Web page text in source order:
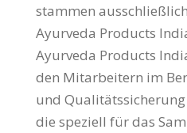
stammen
Ayurveda Products
Ayurveda Products
den Mitarbeitern im
und
die speziell für das